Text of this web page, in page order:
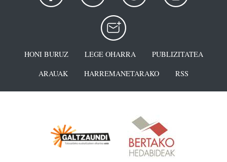
HONI BURUZ LEGE OHARRA
PUBLIZITATEA
ARAUAK
HARREMANETARAKO RSS